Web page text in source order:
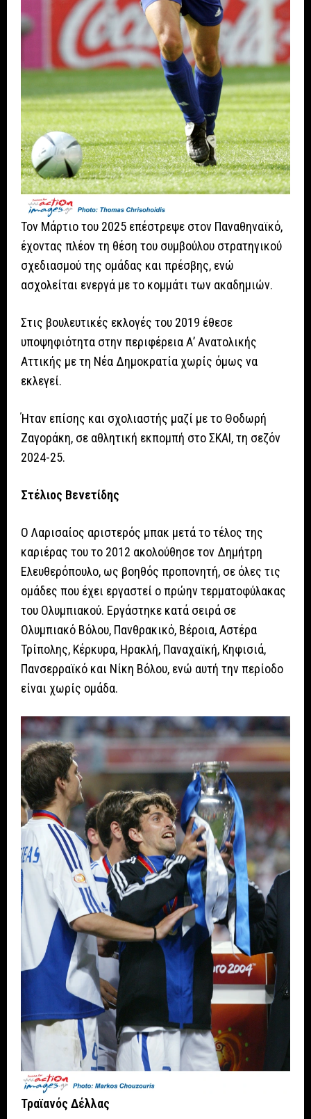
Τον Μάρτιο του 2025 επέστρεψε στον Παναθηναϊκό,
έχοντας πλέον τη θέση του συμβούλου στρατηγικού
σχεδιασμού της ομάδας και πρέσβης, ενώ
ασχολείται ενεργά με το κομμάτι των ακαδημιών.
Στις βουλευτικές εκλογές του 2019 έθεσε
υποψηφιότητα στην περιφέρεια Α’ Ανατολικής
Αττικής με τη Νέα Δημοκρατία χωρίς όμως να
εκλεγεί.
Ήταν επίσης και σχολιαστής μαζί με το Θοδωρή
Ζαγοράκη, σε αθλητική εκπομπή στο ΣΚΑΙ, τη σεζόν
2024-25.
Στέλιος Βενετίδης
Ο Λαρισαίος αριστερός μπακ μετά το τέλος της
καριέρας του το 2012 ακολούθησε τον Δημήτρη
Ελευθερόπουλο, ως βοηθός προπονητή, σε όλες τις
ομάδες που έχει εργαστεί ο πρώην τερματοφύλακας
του Ολυμπιακού. Εργάστηκε κατά σειρά σε
Ολυμπιακό Βόλου, Πανθρακικό, Βέροια, Αστέρα
Τρίπολης, Κέρκυρα, Ηρακλή, Παναχαϊκή, Κηφισιά,
Πανσερραϊκό και Νίκη Βόλου, ενώ αυτή την περίοδο
είναι χωρίς ομάδα.
Τραϊανός Δέλλας